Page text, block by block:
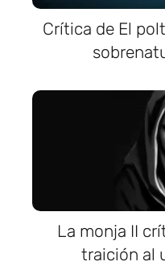
Crítica de El
La monja II
traición al